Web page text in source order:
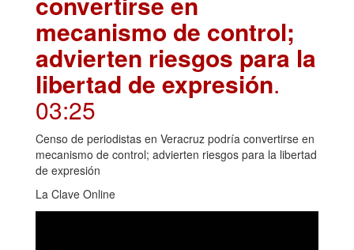
mecanismo de control;
advierten riesgos para la
libertad de expresión.
03:25
Censo de periodistas en Veracruz podría convertirse en
mecanismo de control; advierten riesgos para la libertad
de expresión
La Clave Online